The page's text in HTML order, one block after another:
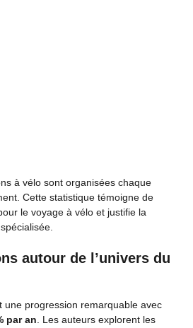
à vélo sont organisées chaque
Cette statistique témoigne de
le voyage à vélo et justifie la
autour de l’univers du
une progression remarquable avec
par an . Les auteurs explorent les